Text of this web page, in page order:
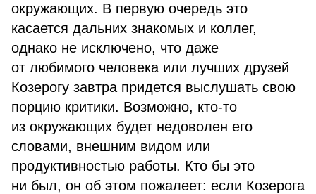
окружающих. В первую очередь это
касается дальних знакомых и коллег,
однако не исключено, что даже
от любимого человека или лучших друзей
Козерогу завтра придется выслушать свою
порцию критики. Возможно, кто-то
из окружающих будет недоволен его
словами, внешним видом или
продуктивностью работы. Кто бы это
ни был, он об этом пожалеет: если Козерога